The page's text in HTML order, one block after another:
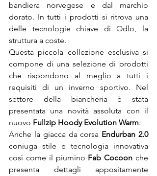
bandiera norvegese e dal marchio
dorato. In tutti i prodotti si ritrova una
delle tecnologie chiave di Odlo, la
struttura a coste.
Questa piccola collezione esclusiva si
compone di una selezione di prodotti
che rispondono al meglio a tutti i
requisiti di un inverno sportivo. Nel
settore della biancheria è stata
presentata una novità assoluta con il
nuovo Fullzip Hoody Evolution Warm.
Anche la giacca da corsa Endurban 2.0
coniuga stile e tecnologia innovativa
così come il piumino Fab Cocoon che
presenta dettagli appositamente